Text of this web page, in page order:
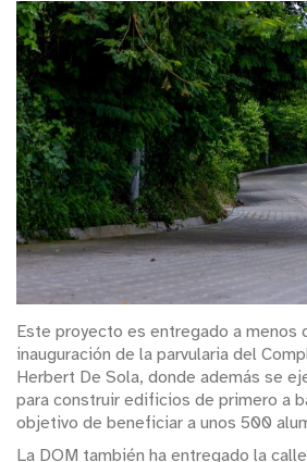
Este proyecto es entregado a menos
inauguración de la parvularia del
Herbert De Sola, donde además se
para construir edificios de primero a
objetivo de beneficiar a unos 500
La DOM también ha entregado la